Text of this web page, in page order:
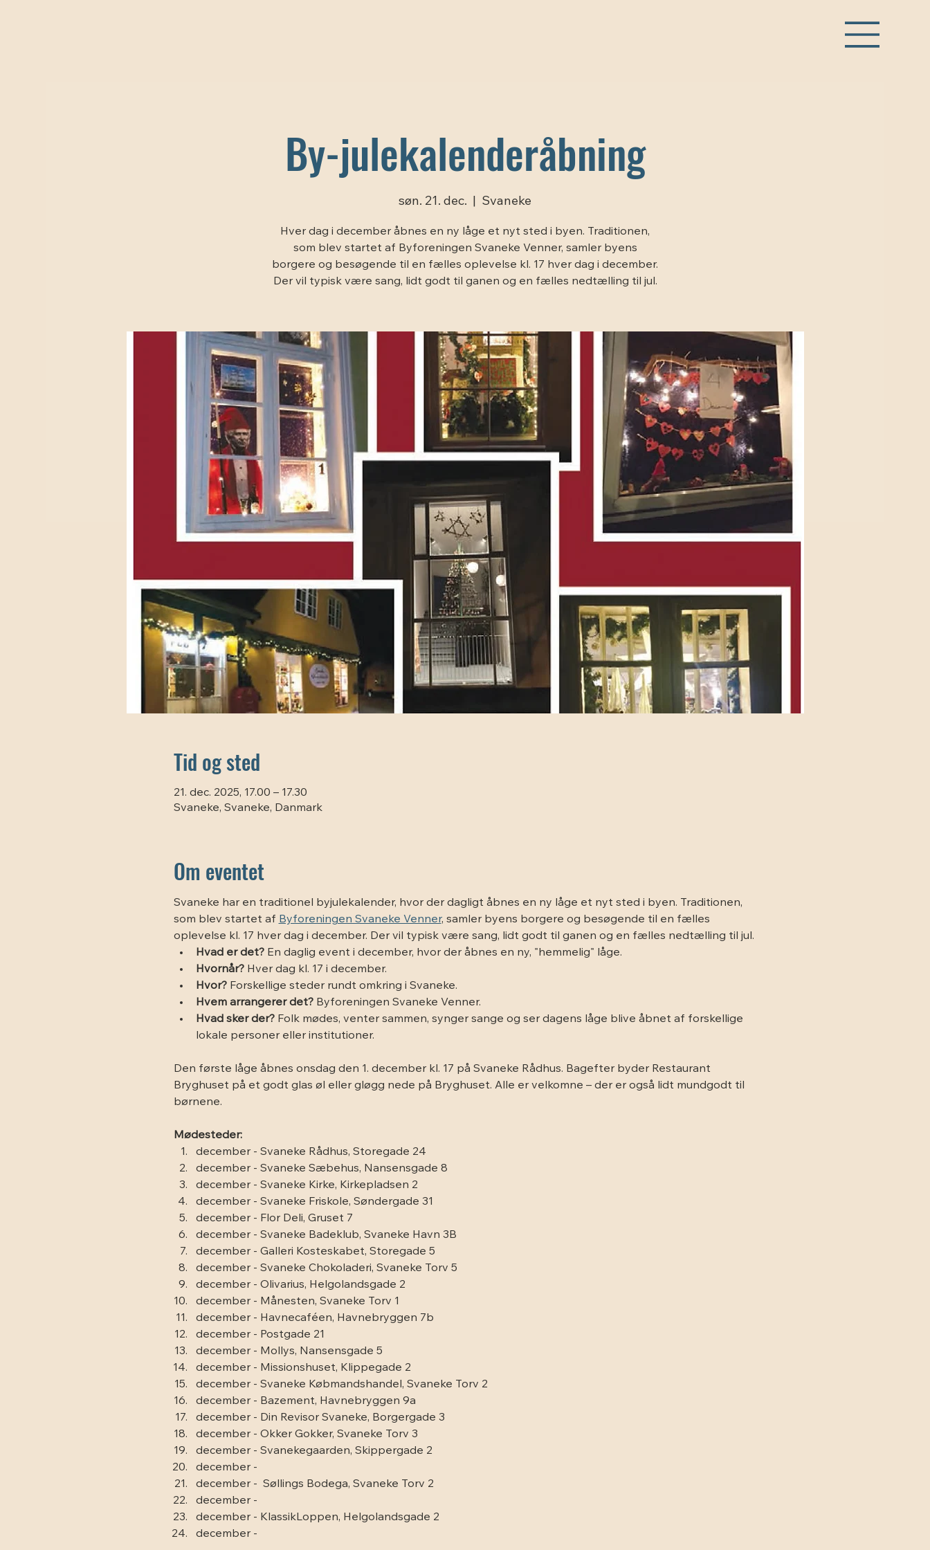
By-julekalenderåbning
søn. 21. dec. Svaneke
Hver dag i december åbnes en ny låge et nyt sted i byen. Traditionen,
som blev startet af Byforeningen Svaneke Venner, samler byens
borgere og besøgende til en fælles oplevelse kl. 17 hver dag i december.
Tid og sted
21. dec. 2025, 17.00 – 17.30
Svaneke, Svaneke, Danmark
Om eventet
Svaneke har en traditionel byjulekalender, hvor der dagligt åbnes en ny låge et nyt sted i byen. Traditionen,
som blev startet af Byforeningen Svaneke Venner, samler byens borgere og besøgende til en fælles
oplevelse kl. 17 hver dag i december. Der vil typisk være sang, lidt godt til ganen og en fælles nedtælling til jul.
Hvad er det? En daglig event i december, hvor der åbnes en ny, "hemmelig" låge.
Hvornår? Hver dag kl. 17 i december.
Hvor? Forskellige steder rundt omkring i Svaneke.
Hvem arrangerer det? Byforeningen Svaneke Venner.
Hvad sker der? Folk mødes, venter sammen, synger sange og ser dagens låge blive åbnet af forskellige
lokale personer eller institutioner.
Den første låge åbnes onsdag den 1. december kl. 17 på Svaneke Rådhus. Bagefter byder Restaurant
Bryghuset på et godt glas øl eller gløgg nede på Bryghuset. Alle er velkomne – der er også lidt mundgodt til
børnene.
Mødesteder:
december - Svaneke Rådhus, Storegade 24
december - Svaneke Sæbehus, Nansensgade 8
december - Svaneke Kirke, Kirkepladsen 2
december - Svaneke Friskole, Søndergade 31
december - Flor Deli, Gruset 7
december - Svaneke Badeklub, Svaneke Havn 3B
december - Galleri Kosteskabet, Storegade 5
december - Svaneke Chokoladeri, Svaneke Torv 5
december - Olivarius, Helgolandsgade 2
december - Månesten, Svaneke Torv 1
december - Havnecaféen, Havnebryggen 7b
december - Postgade 21
december - Mollys, Nansensgade 5
december - Missionshuset, Klippegade 2
december - Svaneke Købmandshandel, Svaneke Torv 2
december - Bazement, Havnebryggen 9a
december - Din Revisor Svaneke, Borgergade 3
december - Okker Gokker, Svaneke Torv 3
december - Svanekegaarden, Skippergade 2
december -
december -  Søllings Bodega, Svaneke Torv 2
december -
december - KlassikLoppen, Helgolandsgade 2
december -